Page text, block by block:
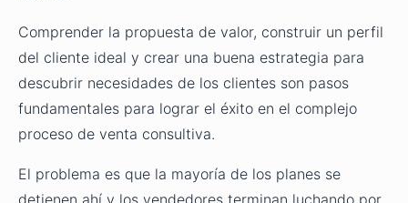
Comprender la propuesta de valor, construir un perfil
del cliente ideal y crear una buena estrategia para
descubrir necesidades de los clientes son pasos
fundamentales para lograr el éxito en el complejo
proceso de venta consultiva.
El problema es que la mayoría de los planes se
detienen ahí y los vendedores terminan luchando por